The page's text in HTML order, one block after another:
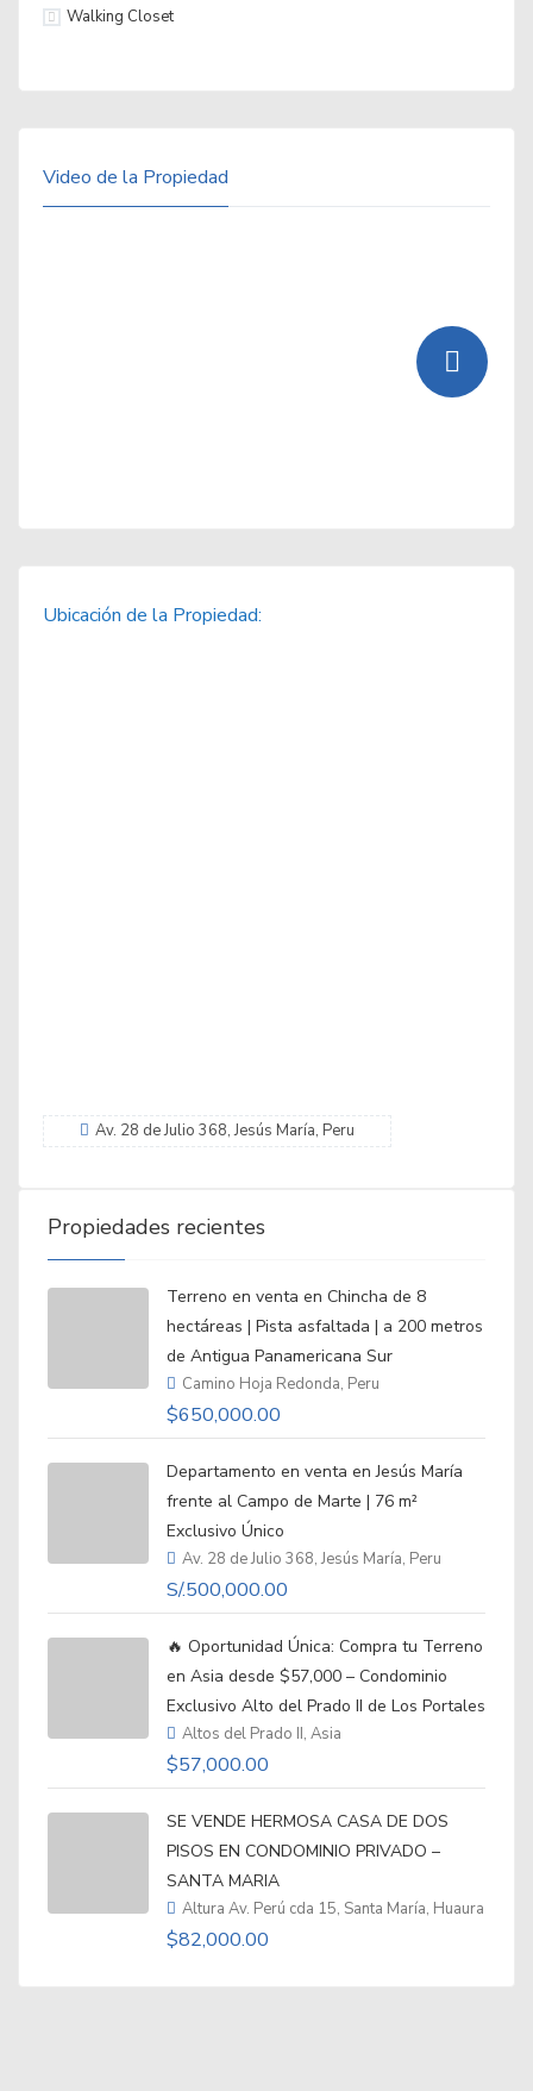
Walking Closet
Video de la Propiedad
Ubicación de la Propiedad:
Av. 28 de Julio 368, Jesús María, Peru
Propiedades recientes
Terreno en venta en Chincha de 8
hectáreas | Pista asfaltada | a 200 metros
de Antigua Panamericana Sur
Camino Hoja Redonda, Peru
$650,000.00
Departamento en venta en Jesús María
frente al Campo de Marte | 76 m²
Exclusivo Único
Av. 28 de Julio 368, Jesús María, Peru
S/.500,000.00
🔥 Oportunidad Única: Compra tu Terreno
en Asia desde $57,000 – Condominio
Exclusivo Alto del Prado II de Los Portales
Altos del Prado II, Asia
$57,000.00
SE VENDE HERMOSA CASA DE DOS
PISOS EN CONDOMINIO PRIVADO –
SANTA MARIA
Altura Av. Perú cda 15, Santa María, Huaura
$82,000.00